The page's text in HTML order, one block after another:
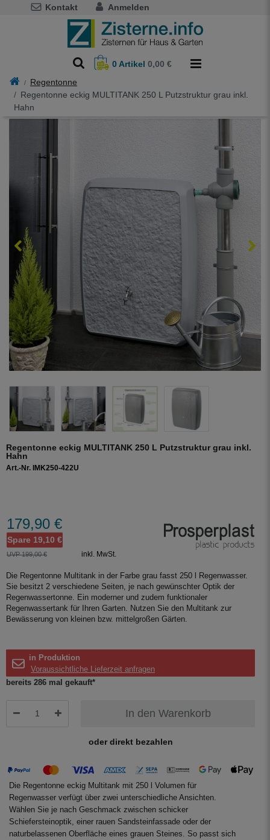
Kontakt Anmelden
0Artikel 0,00 €
Regentonne
Regentonne eckig MULTITANK 250 L Putzstruktur grau inkl.
Hahn
Regentonne eckig MULTITANK 250 L Putzstruktur grau inkl.
Hahn
Art.-Nr. IMK250-422U
179,90 €
Spare 19,10 €
UVP 199,00 € inkl. MwSt.
Die Regentonne Multitank in der Farbe grau fasst 250 l Regenwasser.
Sie besitzt 2 verschiedene Seiten, je nach gewünschter Optik der
Regenwassertonne. Ein moderner und zudem funktionaler
Regenwassertank für Ihren Garten. Nutzen Sie den Multitank zur
Bewässerung von kleinen bzw. mittelgroßen Gärten.
in Produktion
Voraussichtliche Lieferzeit anfragen
bereits 286 mal gekauft*
In den Warenkorb
oder direkt bezahlen
Die Regentonne eckig Multitank mit 250 l Volumen für
Regenwasser verfügt über zwei unterschiedliche Ansichten.
Wählen Sie je nach Geschmack zwischen schicker
Schiefersteinoptik, einer rauen Sandsteinfassade oder der
naturbelassenen Oberfläche eines grauen Steines. So passt sich